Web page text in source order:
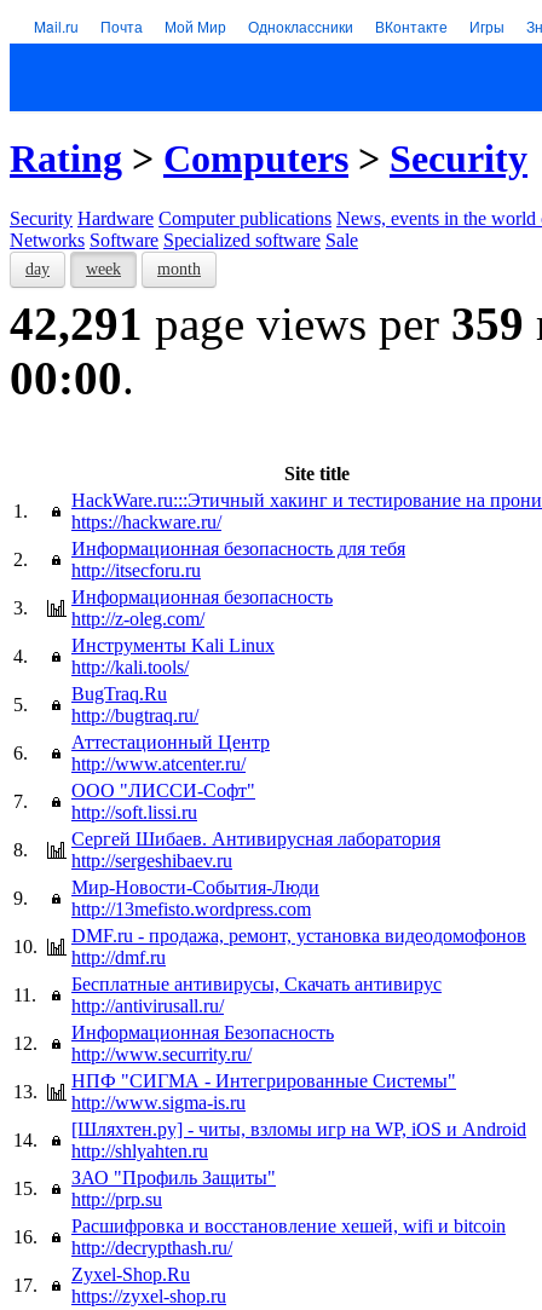
Mail.ru Почта Мой Мир Одноклассники ВКонтакте Игры
Rating > Computers > Security
Security Hardware Computer publications News, events in the world
Networks Software Specialized software Sale
day week month
42,291 page views per 359
00:00.
Site title
1.
HackWare.ru:::Этичный хакинг и тестирование на
https://hackware.ru/
2.
Информационная безопасность для тебя
http://itsecforu.ru
3.
Информационная безопасность
http://z-oleg.com/
4.
Инструменты Kali Linux
http://kali.tools/
5.
BugTraq.Ru
http://bugtraq.ru/
6.
Аттестационный Центр
http://www.atcenter.ru/
7.
ООО "ЛИССИ-Софт"
http://soft.lissi.ru
8.
Сергей Шибаев. Антивирусная лаборатория
http://sergeshibaev.ru
9.
Мир-Новости-События-Люди
http://13mefisto.wordpress.com
10.
DMF.ru - продажа, ремонт, установка видеодомофонов
http://dmf.ru
11.
Бесплатные антивирусы, Скачать антивирус
http://antivirusall.ru/
12.
Информационная Безопасность
http://www.securrity.ru/
13.
НПФ "СИГМА - Интегрированные Системы"
http://www.sigma-is.ru
14.
[Шляхтен.ру] - читы, взломы игр на WP, iOS и Android
http://shlyahten.ru
15.
ЗАО "Профиль Защиты"
http://prp.su
16.
Расшифровка и восстановление хешей, wifi и bitcoin
http://decrypthash.ru/
17.
Zyxel-Shop.Ru
https://zyxel-shop.ru